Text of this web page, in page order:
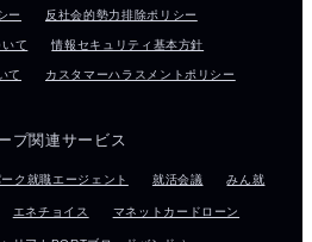
ー 反社会的勢力排除ポリシー
て 情報セキュリティ基本方針
て カスタマーハラスメントポリシー